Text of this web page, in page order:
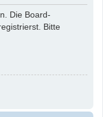
Die Board-
Bitte